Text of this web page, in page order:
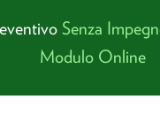
Senza
Modulo Online